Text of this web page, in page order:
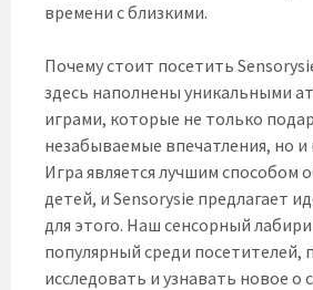
времени с близкими.
Почему стоит посетить
здесь наполнены уникальными
играми, которые не только
незабываемые впечатления, но и
Игра является лучшим способом
детей, и Sensorysie предлагает
для этого. Наш сенсорный
популярный среди посетителей,
исследовать и узнавать новое о